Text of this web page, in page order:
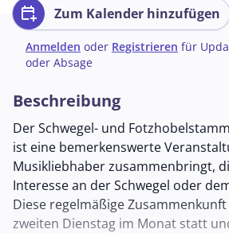
calendar_add_on Zum Kalender hinzufügen
Anmelden oder Registrieren für
oder Absage
Beschreibung
Der Schwegel- und
ist eine bemerkenswerte
Musikliebhaber zusammenbringt,
Interesse an der Schwegel oder
Diese regelmäßige
zweiten Dienstag im Monat statt